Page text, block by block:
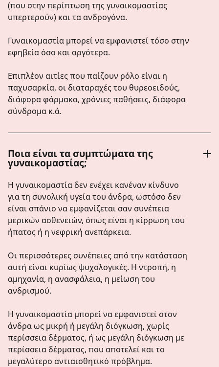
(που στην περίπτωση της γυναικομαστίας
υπερτερούν) και τα ανδρογόνα.
Γυναικομαστία μπορεί να εμφανιστεί τόσο στην
εφηβεία όσο και αργότερα.
Επιπλέον αιτίες που παίζουν ρόλο είναι η
παχυσαρκία, οι διαταραχές του θυρεοειδούς,
διάφορα φάρμακα, χρόνιες παθήσεις, διάφορα
σύνδρομα κ.ά.
Ποια είναι τα συμπτώματα της
γυναικομαστίας;
Η γυναικομαστία δεν ενέχει κανέναν κίνδυνο
για τη συνολική υγεία του άνδρα, ωστόσο δεν
είναι σπάνιο να εμφανίζεται σαν συνέπεια
μερικών ασθενειών, όπως είναι η κίρρωση του
ήπατος ή η νεφρική ανεπάρκεια.
Οι περισσότερες συνέπειες από την κατάσταση
αυτή είναι κυρίως ψυχολογικές. Η ντροπή, η
αμηχανία, η ανασφάλεια, η μείωση του
ανδρισμού.
Η γυναικομαστία μπορεί να εμφανιστεί στον
άνδρα ως μικρή ή μεγάλη διόγκωση, χωρίς
περίσσεια δέρματος, ή ως μεγάλη διόγκωση με
περίσσεια δέρματος, που αποτελεί και το
μεγαλύτερο αντιαισθητικό πρόβλημα.